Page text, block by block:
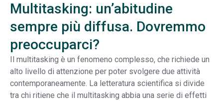
Multitasking: un’abitudine
sempre più diffusa. Dovremmo
preoccuparci?
Il multitasking è un fenomeno complesso, che richiede un
alto livello di attenzione per poter svolgere due attività
contemporaneamente. La letteratura scientifica si divide
tra chi ritiene che il multitasking abbia una serie di effetti